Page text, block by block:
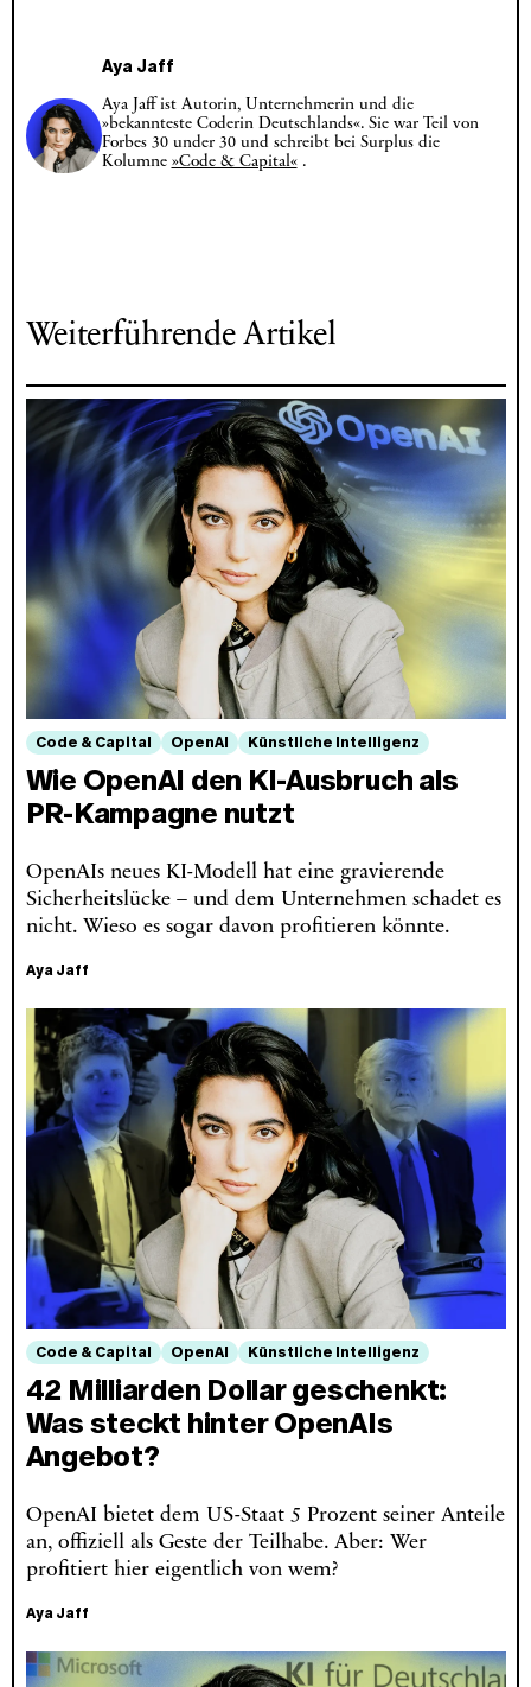
Aya Jaff
Aya Jaff ist Autorin, Unternehmerin und die
»bekannteste Coderin Deutschlands«. Sie war Teil von
Forbes 30 under 30 und schreibt bei Surplus die
Kolumne »Code & Capital«.
Weiterführende Artikel
Code & Capital OpenAI Künstliche Intelligenz
Wie OpenAI den KI-Ausbruch als
PR-Kampagne nutzt
OpenAIs neues KI-Modell hat eine gravierende
Sicherheitslücke – und dem Unternehmen schadet es
nicht. Wieso es sogar davon profitieren könnte.
Aya Jaff
Code & Capital OpenAI Künstliche Intelligenz
42 Milliarden Dollar geschenkt:
Was steckt hinter OpenAIs
Angebot?
OpenAI bietet dem US-Staat 5 Prozent seiner Anteile
an, offiziell als Geste der Teilhabe. Aber: Wer
profitiert hier eigentlich von wem?
Aya Jaff